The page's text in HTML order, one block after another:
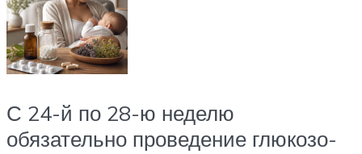
С 24-й по 28-ю неделю
обязательно проведение глюкозо-